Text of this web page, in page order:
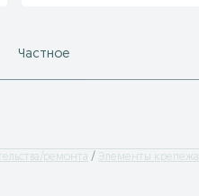
Частное
ремонта Элементы крепежа